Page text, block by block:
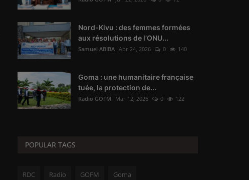
Nord-Kivu : des femmes formées
aux résolutions de l’ONU...
Samuel ABIBA Apr 24, 2026 0 140
Goma : une humanitaire française
tuée, la protection de...
Radio GOFM Mar 12, 2026 0 122
POPULAR TAGS
RDC Radio GOFM Goma